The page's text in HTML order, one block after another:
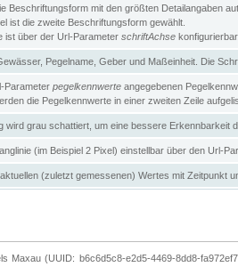
Beschriftungsform mit den größten Detailangaben
ist die zweite Beschriftungsform gewählt.
ist über der Url-Parameter schriftAchse konfigurierbar.
Pegelname, Geber und Maßeinheit. Die
Parameter pegelkennwerte angegebenen
die Pegelkennwerte in einer zweiten Zeile
wird grau schattiert, um eine bessere Erkennbarkeit
(im Beispiel 2 Pixel) einstellbar über den Url-
(zuletzt gemessenen) Wertes mit Zeitpunkt
Maxau (UUID: b6c6d5c8-e2d5-4469-8dd8-